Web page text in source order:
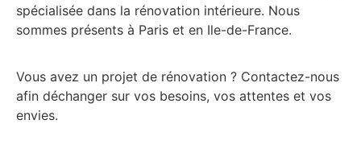
spécialisée dans la rénovation intérieure. Nous
sommes présents à Paris et en Ile-de-France.
Vous avez un projet de rénovation ? Contactez-nous
afin déchanger sur vos besoins, vos attentes et vos
envies.